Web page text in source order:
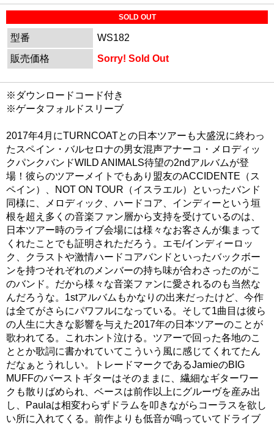
SOLD OUT
型番
WS182
販売価格
Sorry! Sold Out
※ダウンロードコード付き
※ゲータフォルドスリーブ
2017年4月にTURNCOATとの日本ツアーも大盛況に終わっ
たスペイン・バルセロナの男女混声アナーコ・メロディッ
クパンクバンドWILD ANIMALS待望の2ndアルバムが登
場！彼らのツアーメイトでもあり盟友のACCIDENTE（ス
ペイン）、NOT ON TOUR（イスラエル）といったバンド
同様に、メロディック、ハードコア、インディーという垣
根を超え多くの音楽ファン層から支持を受けているのは、
日本ツアー時のライブ会場には様々なお客さんが集まって
くれたことでも証明されただろう。エモ/インディーロッ
ク、クラストや激情ハードコアバンドといったバックボー
ンを持つそれぞれのメンバーの持ち味が合わさったのがこ
のバンド。だから様々な音楽ファンに愛されるのも当然な
んだろうな。1stアルバムもかなりの出来だったけど、今作
は全てがさらにパワフルになっている。そして1曲目は彼ら
の人生に大きな影響を与えた2017年の日本ツアーのことが
歌われてる。これホント泣ける。ツアーで回った各地のこ
ととか歌詞に書かれていてこういう風に感じてくれてたん
だなぁとうれしい。トレードマークであるJamieのBIG
MUFFのバーストギターはそのままに、繊細なギターワー
クも散りばめられ、ベースは前作以上にグルーヴを産み出
し、Paulaは相変わらずドラムを叩きながらコーラスを欲し
い所に入れてくる。前作よりも低音が鳴っていてドライブ